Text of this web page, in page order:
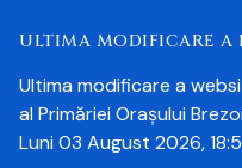
ULTIMA MODIFICARE A
Ultima modificare a
al Primăriei Orașului
Luni 03 August 2026,